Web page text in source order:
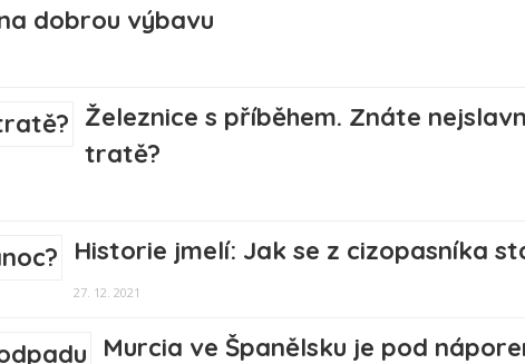
dobrou výbavu
Železnice s příběhem. Znáte
tratě?
Historie jmelí: Jak se z cizopasníka
27. 12. 2021
Murcia ve Španělsku je pod